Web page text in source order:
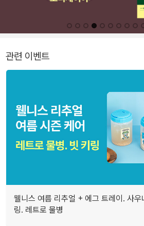
관련 이벤트
웰니스 여름 리추얼 + 에그 트레이. 사우
링. 레트로 물병